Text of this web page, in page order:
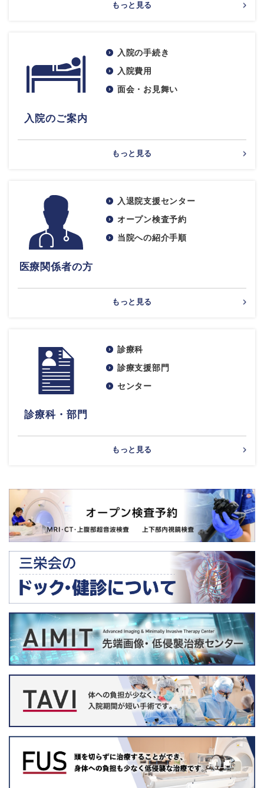
もっと見る
入院のご案内
入院の手続き
入院費用
面会・お見舞い
もっと見る
医療関係者の方
入退院支援センター
オープン検査予約
当院への紹介手順
もっと見る
診療科・部門
診療科
診療支援部門
センター
もっと見る